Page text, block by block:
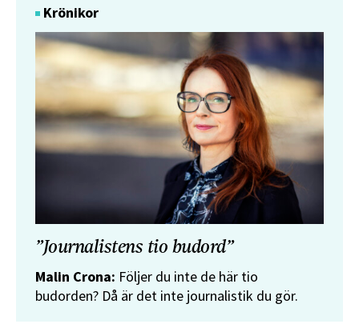
Krönikor
”Journalistens tio budord”
Malin Crona: Följer du inte de här tio
budorden? Då är det inte journalistik du gör.